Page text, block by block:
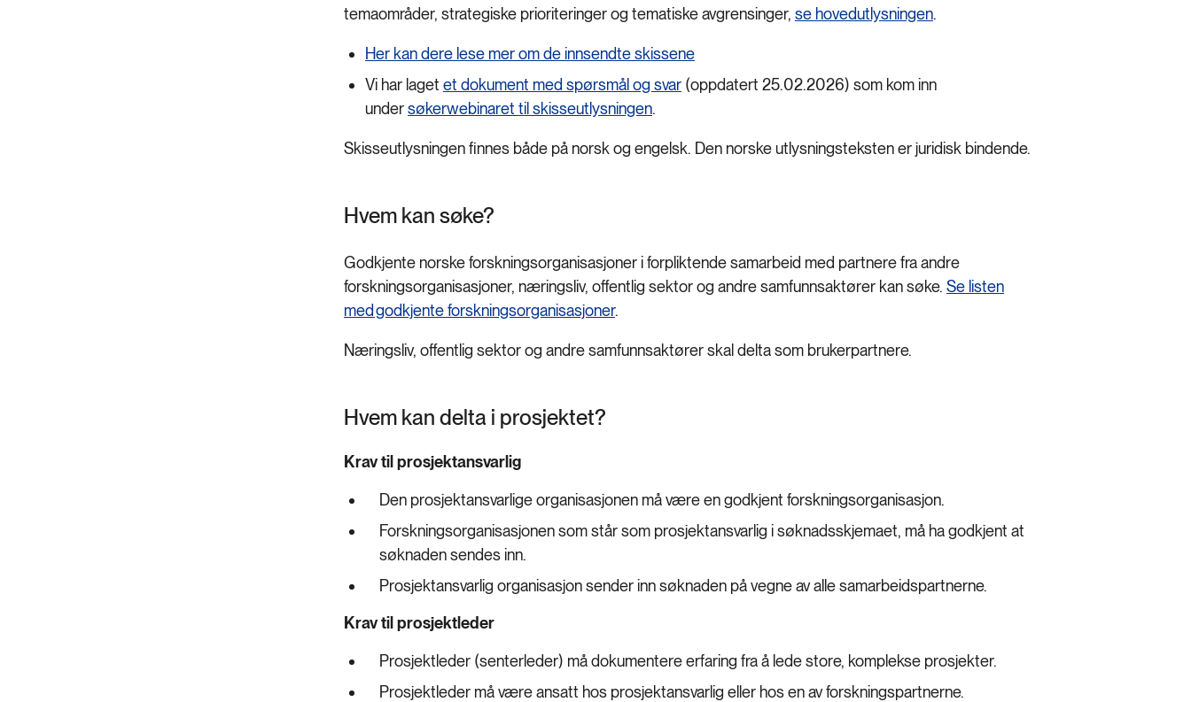
temaområder, strategiske prioriteringer og tematiske avgrensinger, se hovedutlysningen.
Her kan dere lese mer om de innsendte skissene
Vi har laget et dokument med spørsmål og svar (oppdatert 25.02.2026) som kom inn
undersøkerwebinaret til skisseutlysningen.
Skisseutlysningen finnes både på norsk og engelsk. Den norske utlysningsteksten er juridisk bindende.
Hvem kan søke?
Godkjente norske forskningsorganisasjoner i forpliktende samarbeid med partnere fra andre
forskningsorganisasjoner, næringsliv, offentlig sektor og andre samfunnsaktører kan søke. Se listen
med godkjente forskningsorganisasjoner.
Næringsliv, offentlig sektor og andre samfunnsaktører skal delta som brukerpartnere.
Hvem kan delta i prosjektet?
Krav til prosjektansvarlig
Den prosjektansvarlige organisasjonen må være en godkjent forskningsorganisasjon.
Forskningsorganisasjonen som står som prosjektansvarlig i søknadsskjemaet, må ha godkjent at
søknaden sendes inn.
Prosjektansvarlig organisasjon sender inn søknaden på vegne av alle samarbeidspartnerne.
Krav til prosjektleder
Prosjektleder (senterleder) må dokumentere erfaring fra å lede store, komplekse prosjekter.
Prosjektleder må være ansatt hos prosjektansvarlig eller hos en av forskningspartnerne.